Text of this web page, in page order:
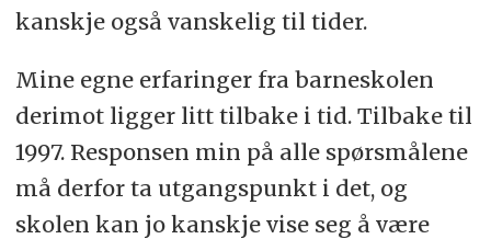
kanskje også vanskelig til tider.
Mine egne erfaringer fra barneskolen
derimot ligger litt tilbake i tid. Tilbake til
1997. Responsen min på alle spørsmålene
må derfor ta utgangspunkt i det, og
skolen kan jo kanskje vise seg å være